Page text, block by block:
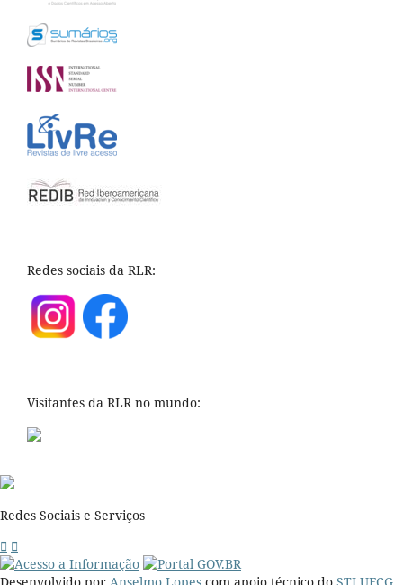
Redes sociais da RLR:
Visitantes da RLR no mundo:
Redes Sociais e Serviços